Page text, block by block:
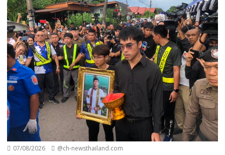
07/08/2026 @ch-newsthailand.com